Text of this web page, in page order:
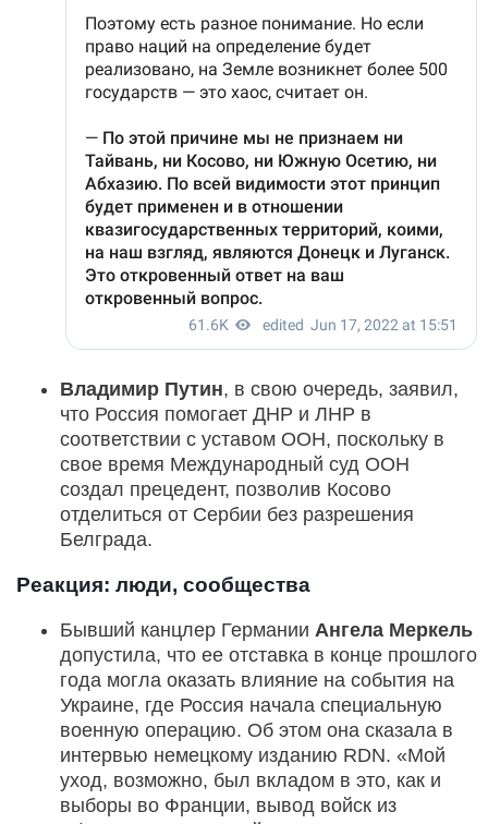
Владимир Путин, в свою очередь, заявил,
что Россия помогает ДНР и ЛНР в
соответствии с уставом ООН, поскольку в
свое время Международный суд ООН
создал прецедент, позволив Косово
отделиться от Сербии без разрешения
Белграда.
Реакция: люди, сообщества
Бывший канцлер Германии Ангела Меркель
допустила, что ее отставка в конце прошлого
года могла оказать влияние на события на
Украине, где Россия начала специальную
военную операцию. Об этом она сказала в
интервью немецкому изданию RDN. «Мой
уход, возможно, был вкладом в это, как и
выборы во Франции, вывод войск из